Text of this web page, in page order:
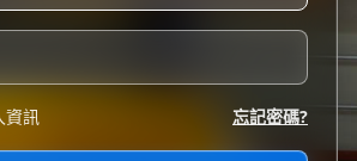
資訊 忘記密碼?